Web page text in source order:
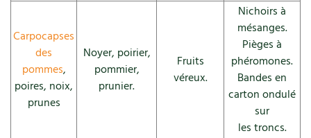
Autonomie
Enfants
Carpocapses
des
pommes,
poires, noix,
prunes
Noyer, poirier,
pommier,
prunier.
Fruits
véreux.
Nichoirs à
mésanges.
Pièges à
phéromones.
Bandes en
carton ondulé
sur
les troncs.